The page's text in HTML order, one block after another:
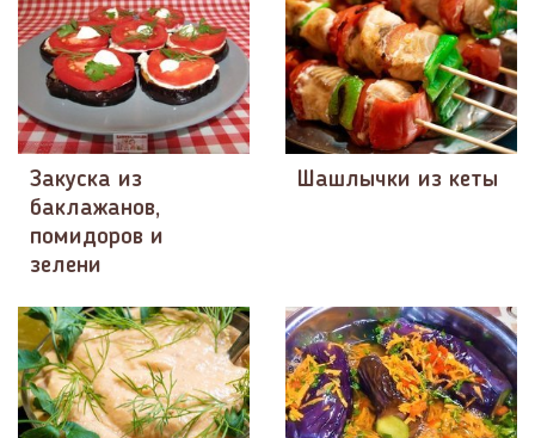
Закуска из
баклажанов,
помидоров и
зелени
Шашлычки из кеты